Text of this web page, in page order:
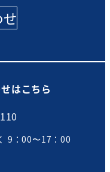
はこちら
9：00〜17：00